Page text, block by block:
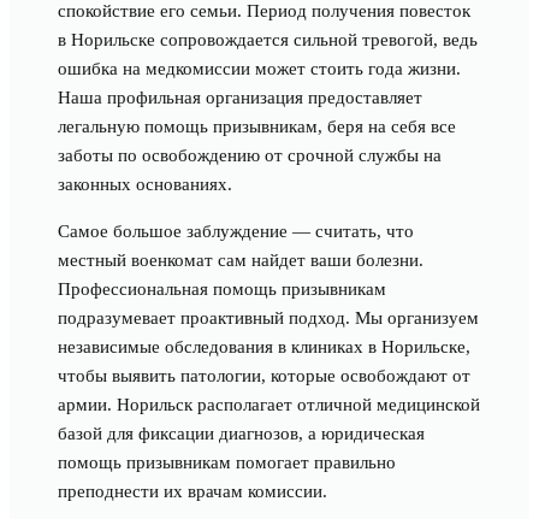
спокойствие его семьи. Период получения повесток
в Норильске сопровождается сильной тревогой, ведь
ошибка на медкомиссии может стоить года жизни.
Наша профильная организация предоставляет
легальную помощь призывникам, беря на себя все
заботы по освобождению от срочной службы на
законных основаниях.
Самое большое заблуждение — считать, что
местный военкомат сам найдет ваши болезни.
Профессиональная помощь призывникам
подразумевает проактивный подход. Мы организуем
независимые обследования в клиниках в Норильске,
чтобы выявить патологии, которые освобождают от
армии. Норильск располагает отличной медицинской
базой для фиксации диагнозов, а юридическая
помощь призывникам помогает правильно
преподнести их врачам комиссии.